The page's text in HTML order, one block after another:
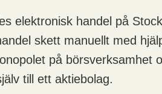
elektronisk handel på
skett manuellt med
på börsverksamhet
till ett aktiebolag.